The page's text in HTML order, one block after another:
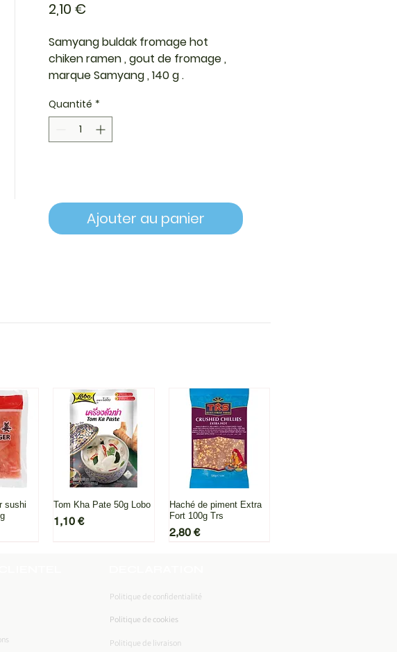
2,10 €
Samyang buldak fromage hot
chiken ramen , gout de fromage ,
marque Samyang , 140 g .
Quantité *
Ajouter au panier
sushi
Aperçu rapide
Tom Kha Pate 50g Lobo
Prix
1,10 €
Aperçu rapide
Haché de piment Extra
Fort 100g Trs
Prix
2,80 €
Politique de confidentialité
Politique de cookies
Politique de livraison